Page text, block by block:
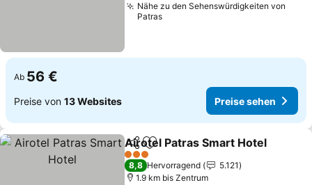
Nähe zu den Sehenswürdigkeiten von
Patras
Ab 56 €
Preise von 13 Websites Preise sehen
TeilenZu Favoriten hinzufügen
Airotel Patras Smart Hotel
3 Sterne
8,8 Hervorragend
5.121
1.9 km bis Zentrum